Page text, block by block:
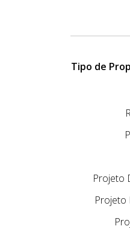
Tipo de
Projeto
Projeto